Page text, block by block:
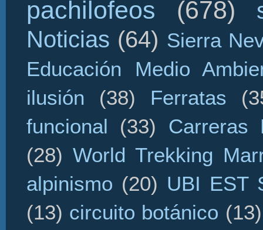
pachilofeos (678)
Noticias (64) Sierra
Educación Medio
ilusión
(38) Ferratas
funcional
(33)
Carreras
(28) World Trekking
alpinismo (20) UBI EST
(13) circuito botánico (13)